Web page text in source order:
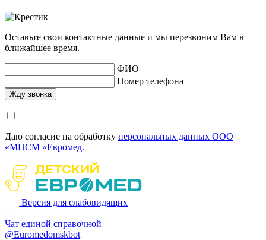
Оставьте свои контактные данные и мы перезвоним Вам в
ближайшее время.
ФИО
Номер телефона
Даю согласие на обработку персональных данных ООО
«МЦСМ «Евромед.
Версия для слабовидящих
Чат единой справочной
@Euromedomskbot